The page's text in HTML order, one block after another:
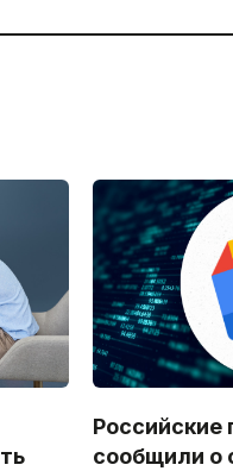
Российские
сообщили о